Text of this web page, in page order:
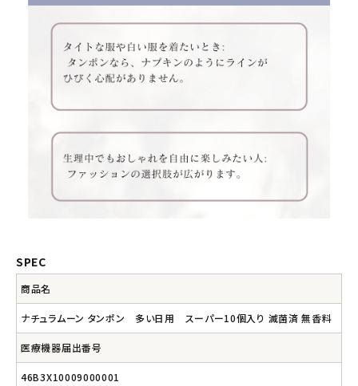
SPEC
商品名
ナチュラムーン タンポン 多い日用 スーパー10個入り 滅菌済 無香料
医療機器届出番号
46B3X10009000001